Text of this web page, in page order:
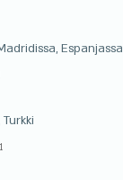
Espanjassa